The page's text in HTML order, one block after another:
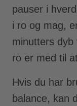
pauser i
i ro og mag,
minutters
ro er med til
Hvis du har
balance, kan